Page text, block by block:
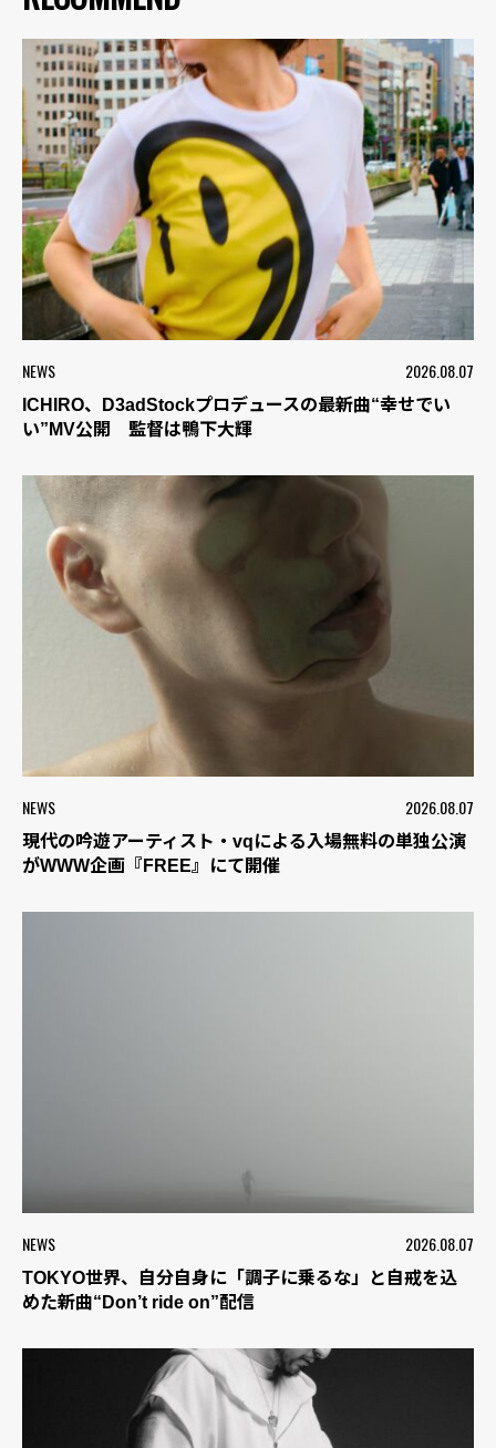
NEWS 2026.08.07
ICHIRO、D3adStockプロデュースの最新曲“幸せでい
い”MV公開 監督は鴨下大輝
NEWS 2026.08.07
現代の吟遊アーティスト・vqによる入場無料の単独公演
がWWW企画『FREE』にて開催
NEWS 2026.08.07
TOKYO世界、自分自身に「調子に乗るな」と自戒を込
めた新曲“Don’t ride on”配信